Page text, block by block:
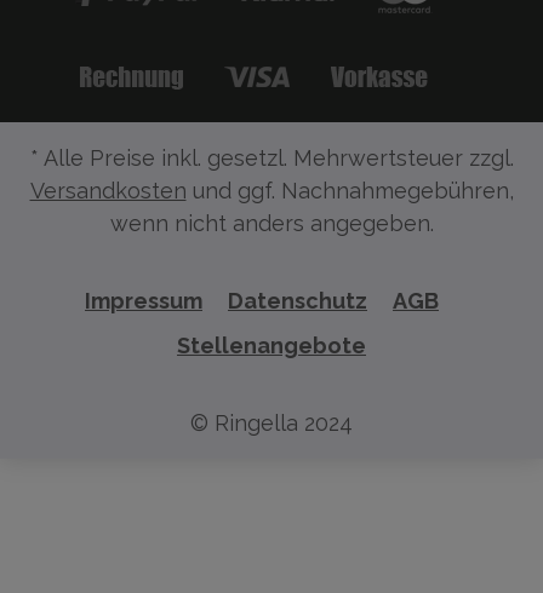
* Alle Preise inkl. gesetzl. Mehrwertsteuer zzgl.
Versandkosten und ggf. Nachnahmegebühren,
wenn nicht anders angegeben.
Impressum Datenschutz
AGB
Stellenangebote
© Ringella 2024